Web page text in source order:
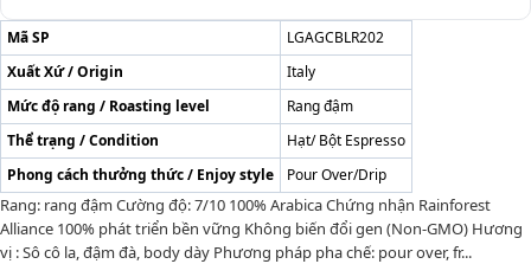
Mã SP
LGAGCBLR202
Xuất Xứ / Origin
Italy
Mức độ rang / Roasting level
Rang đậm
Thể trạng / Condition
Hạt/ Bột Espresso
Phong cách thưởng thức / Enjoy style
Pour Over/Drip
Rang: rang đậm Cường độ: 7/10 100% Arabica Chứng nhận Rainforest
Alliance 100% phát triển bền vững Không biến đổi gen (Non-GMO) Hương
vị : Sô cô la, đậm đà, body dày Phương pháp pha chế: pour over, fr...